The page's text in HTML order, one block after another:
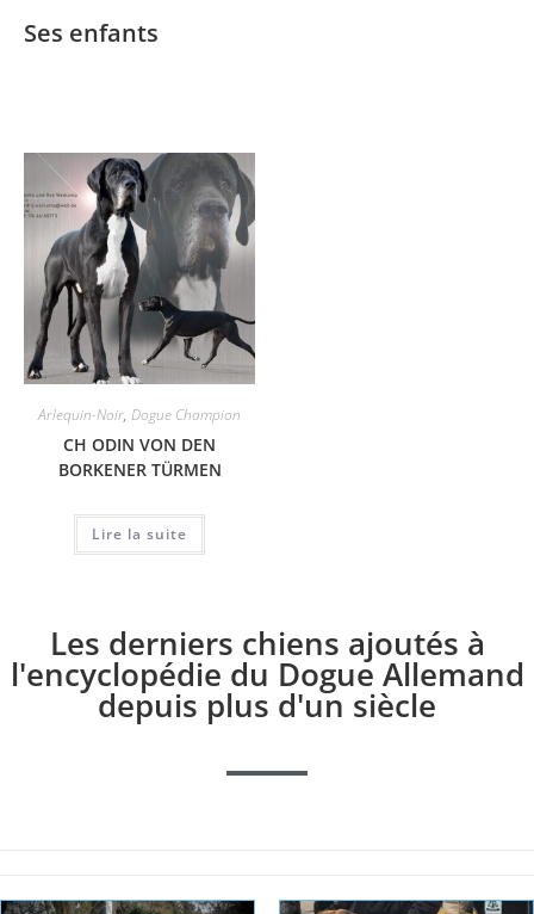
Ses enfants
Arlequin-Noir, Dogue Champion
CH ODIN VON DEN
BORKENER TÜRMEN
Lire la suite
Les derniers chiens ajoutés à
l'encyclopédie du Dogue Allemand
depuis plus d'un siècle